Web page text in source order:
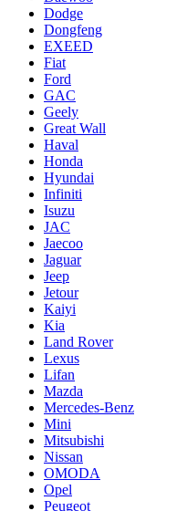
Dodge
Dongfeng
EXEED
Fiat
Ford
GAC
Geely
Great Wall
Haval
Honda
Hyundai
Infiniti
Isuzu
JAC
Jaecoo
Jaguar
Jeep
Jetour
Kaiyi
Kia
Land Rover
Lexus
Lifan
Mazda
Mercedes-Benz
Mini
Mitsubishi
Nissan
OMODA
Opel
Peugeot